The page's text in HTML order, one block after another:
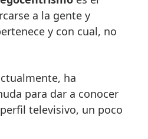
a la gente y
y con cual, no
ha
para dar a conocer
televisivo, un poco